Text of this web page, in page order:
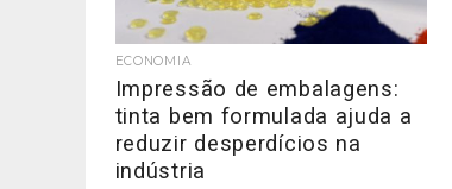
ECONOMIA
Impressão de embalagens:
tinta bem formulada ajuda a
reduzir desperdícios na
indústria